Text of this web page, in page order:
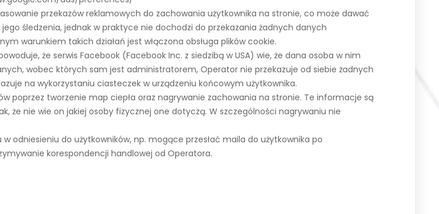
przekazów reklamowych do zachowania użytkownika na stronie, co może dawać
śledzenia, jednak w praktyce nie dochodzi do przekazania żadnych danych
warunkiem takich działań jest włączona obsługa plików cookie.
że serwis Facebook (Facebook Inc. z siedzibą w USA) wie, że dana osoba w nim
wobec których sam jest administratorem, Operator nie przekazuje od siebie żadnych
na wykorzystaniu ciasteczek w urządzeniu końcowym użytkownika.
poprzez tworzenie map ciepła oraz nagrywanie zachowania na stronie. Te informacje są
że nie wie on jakiej osoby fizycznej one dotyczą. W szczególności nagrywaniu nie
odniesieniu do użytkowników, np. mogące przesłać maila do użytkownika po
korespondencji handlowej od Operatora.